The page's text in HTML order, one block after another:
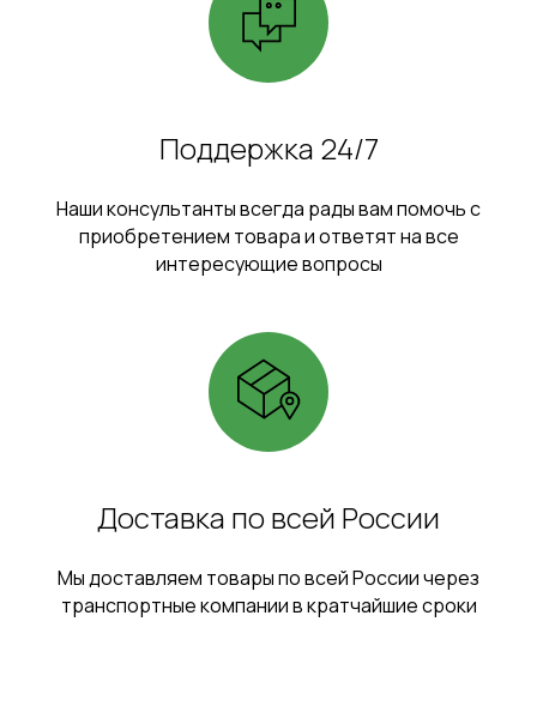
Поддержка 24/7
Наши консультанты всегда рады вам помочь с
приобретением товара и ответят на все
интересующие вопросы
Доставка по всей России
Мы доставляем товары по всей России через
транспортные компании в кратчайшие сроки